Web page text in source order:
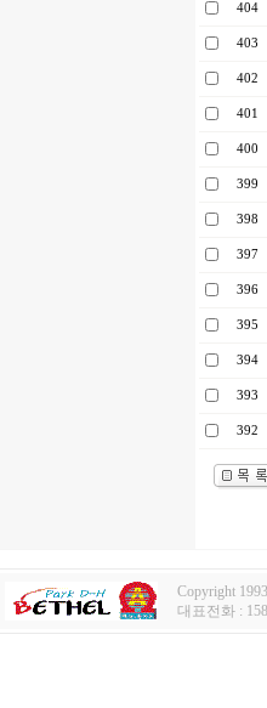
404
403
402
401
400
399
398
397
396
395
394
393
392
Copyright
대표전화 :